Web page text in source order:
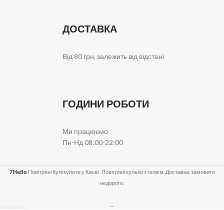
ДОСТАВКА
Від 80 грн, залежить від відстані
ГОДИНИ РОБОТИ
Ми працюємо
Пн-Нд 08:00-22:00
7 Небо Повітряні Кулі купити у Києві . Повітряні кульки з гелієм. Доставка, замовити
недорого.